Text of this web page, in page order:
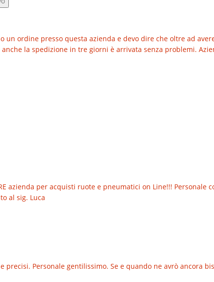
un ordine presso questa azienda e devo dire che oltre ad
anche la spedizione in tre giorni è arrivata senza problemi.
azienda per acquisti ruote e pneumatici on Line!!! Personale
al sig. Luca
precisi. Personale gentilissimo. Se e quando ne avrò ancora